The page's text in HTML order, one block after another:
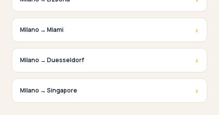
Milano → Miami ›
Milano → Duesseldorf ›
Milano → Singapore ›